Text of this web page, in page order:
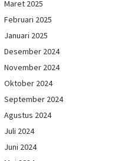
Maret 2025
Februari 2025
Januari 2025
Desember 2024
November 2024
Oktober 2024
September 2024
Agustus 2024
Juli 2024
Juni 2024